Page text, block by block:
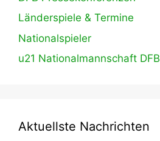
Länderspiele & Termine
Nationalspieler
u21 Nationalmannschaft DFB
Aktuellste Nachrichten